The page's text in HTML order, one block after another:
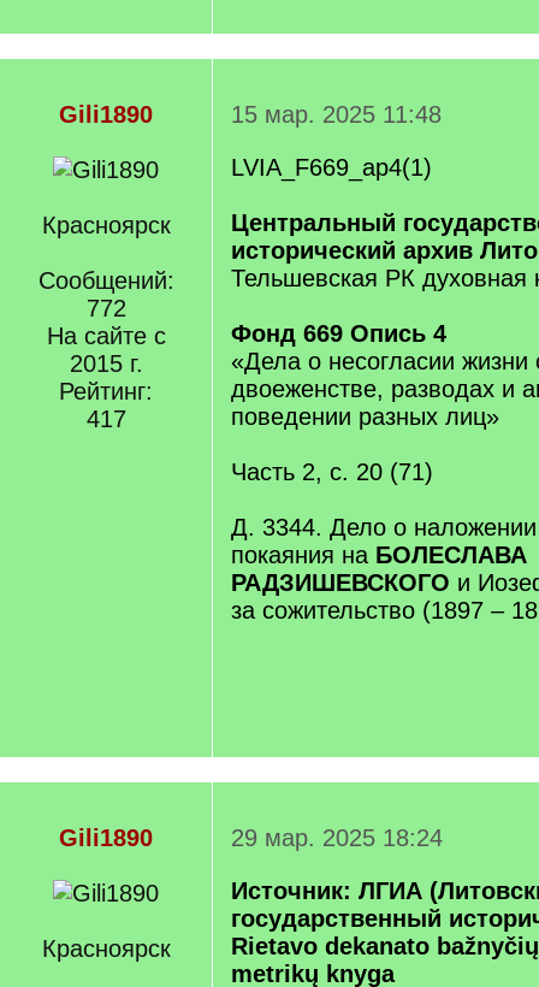
Gili1890
Красноярск
Сообщений:
772
На сайте с
2015 г.
Рейтинг:
417
15 мар. 2025 11:48
LVIA_F669_ap4(1)
Центральный
исторический архив
Тельшевская РК духовная
Фонд 669 Опись 4
«Дела о несогласии жизни
двоеженстве, разводах и
поведении разных лиц»
Часть 2, с. 20 (71)
Д. 3344. Дело о наложении
покаяния на БОЛЕСЛАВА
РАДЗИШЕВСКОГО и
за сожительство (1897 –
Gili1890
Красноярск
29 мар. 2025 18:24
Источник: ЛГИА
государственный
Rietavo dekanato
metrikų knyga